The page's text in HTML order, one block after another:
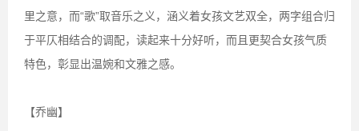
里之意，而“歌”取音乐之义，涵义着女孩文艺双全，两字组合归
于平仄相结合的调配，读起来十分好听，而且更契合女孩气质
特色，彰显出温婉和文雅之感。
【乔幽】